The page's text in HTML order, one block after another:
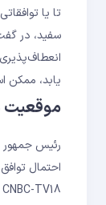
تا یا
یابد، ممکن است
موقعیت
رئیس جمهور
CNBC-TV18 هند روز یک‌شنبه گزارش داد که دهلی‌نو و واشنگتن احتمالاً طی ۲۴ تا ۴۸ ساعت آینده درباره یک توافق تجاری جزئی تصمیم‌گیری خواهند کرد.